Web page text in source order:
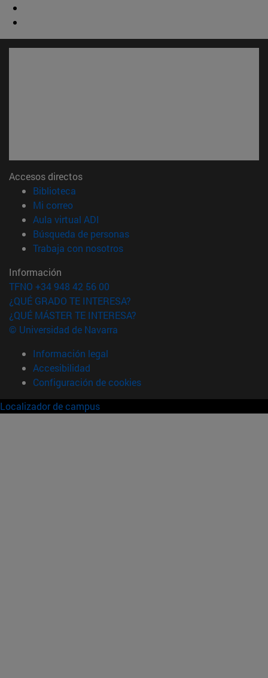
Accesos directos
Biblioteca
Mi correo(abre en nueva ventana)
Aula virtual ADI
Búsqueda de personas(abre en nueva ventana)
Trabaja con nosotros(abre en nueva ventana)
Información
TFNO +34 948 42 56 00
¿QUÉ GRADO TE INTERESA?
¿QUÉ MÁSTER TE INTERESA?
© Universidad de Navarra
Información legal
Accesibilidad
Configuración de cookies
Localizador de campus